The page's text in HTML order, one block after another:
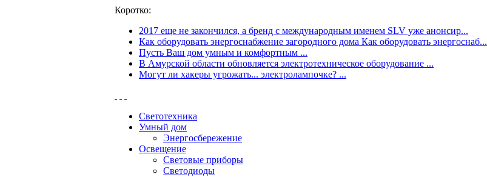
Коротко:
2017 еще не закончился, а бренд с международным именем SLV уже анонсир...
Как оборудовать энергоснабжение загородного дома Как оборудовать энергоснаб...
Пусть Ваш дом умным и комфортным ...
В Амурской области обновляется электротехническое оборудование ...
Могут ли хакеры угрожать... электролампочке? ...
Светотехника
Умный дом
Энергосбережение
Освещение
Световые приборы
Светодиоды